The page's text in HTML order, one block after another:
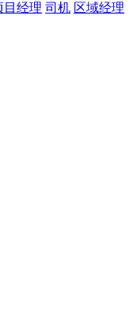
目经理 司机 区域经理